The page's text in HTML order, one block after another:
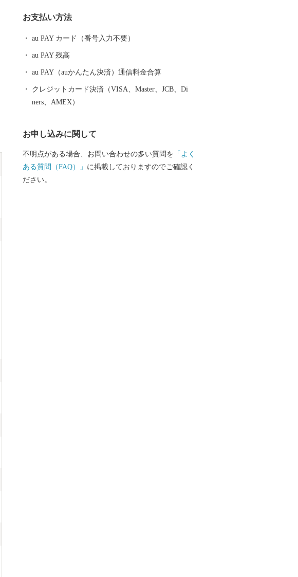
りもの「DMV（デュアル・モード・ビークル）」が運
行開始し、新たな観光資源として注目されています。
い。
お支払い方法
au PAY カード（番号入力不要）
au PAY 残高
au PAY（auかんたん決済）通信料金合算
クレジットカード決済（VISA、Master、JCB、Di
ners、AMEX）
お申し込みに関して
不明点がある場合、お問い合わせの多い質問を 「よく
ある質問（FAQ）」 に掲載しておりますのでご確認く
ださい。